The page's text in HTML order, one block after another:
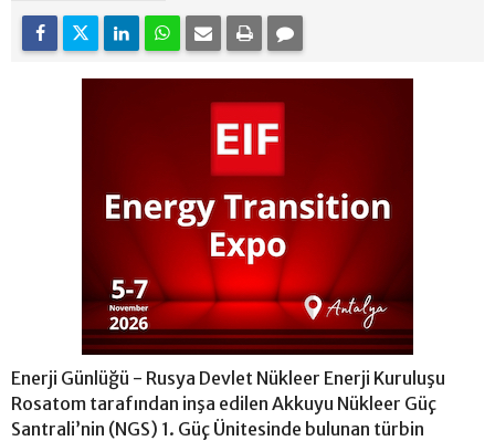
Enerji Günlüğü - Rusya Devlet Nükleer Enerji Kuruluşu
Rosatom tarafından inşa edilen Akkuyu Nükleer Güç
Santrali’nin (NGS) 1. Güç Ünitesinde bulunan türbin